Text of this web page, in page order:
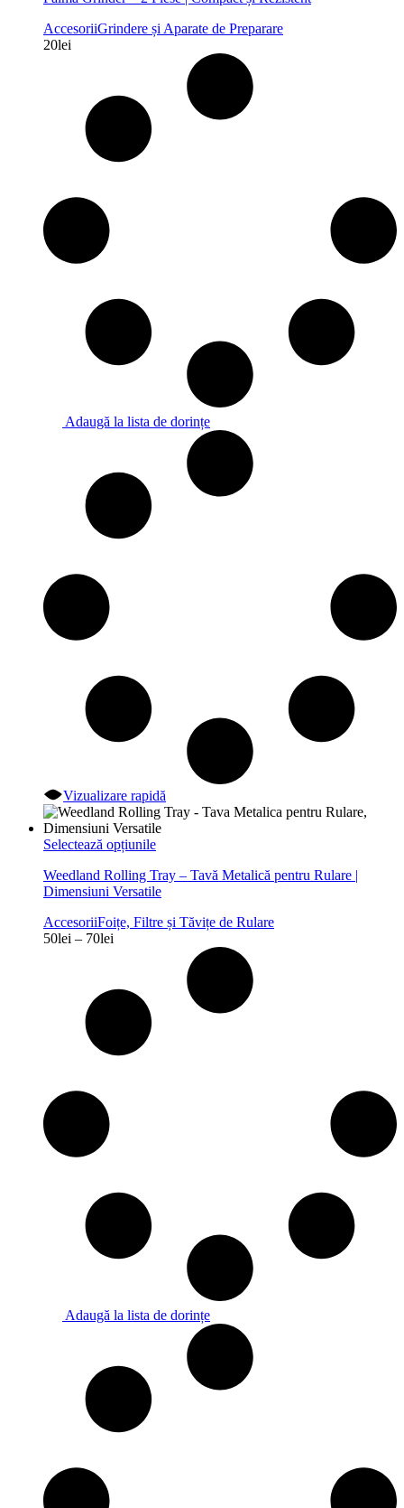
AccesoriiGrindere și Aparate de Preparare
20lei
Adaugă la lista de dorințe
Vizualizare rapidă
Selectează opțiunileAcest
are
mai
variații.
Weedland Rolling Tray – Tavă Metalică pentru Rulare |
Dimensiuni Versatile
AccesoriiFoițe, Filtre și Tăvițe de Rulare
50lei – 70lei
50lei
până
Adaugă la lista de dorințe